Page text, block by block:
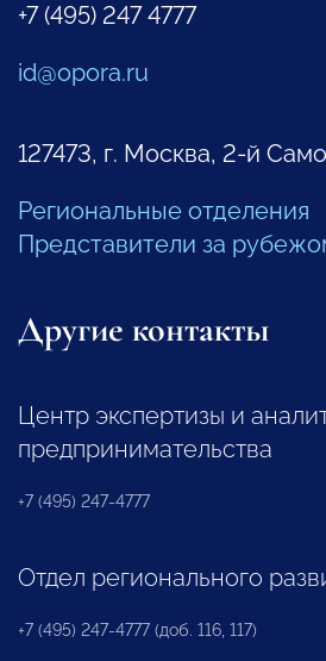
+7 (495) 247 4777
id@opora.ru
127473, г. Москва, 2-й
Региональные отделения
Представители за
Другие контакты
Центр экспертизы и
предпринимательства
+7 (495) 247-4777
Отдел регионального
+7 (495) 247-4777 (доб. 116, 117)